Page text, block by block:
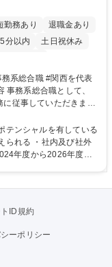
勤務あり
退職金あり
分以内
土日祝休み
従事していただきま
海外に関係する各種業
及び将来のキャリアを
OJTでの現場育成や研
テンシャルを有している
られる ・社内及び社外
現に貢献してまいりま
：
ID規約
ーポリシー